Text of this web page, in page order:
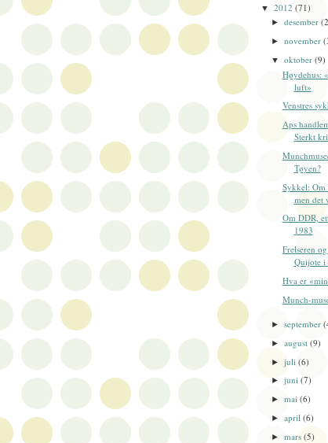
▼ 2012 (71)
►desember
►november
▼oktober(9)
Høydehus:
luft»
Venstres
Aps
Sterkt
Tøyen?
Sykkel: Om
men det
Om DDR,
1983
Frelseren
Quijote i
Hva er
Munch-
►september
►august(9)
►juli(6)
►juni(7)
►mai(6)
►april(6)
►mars(5)